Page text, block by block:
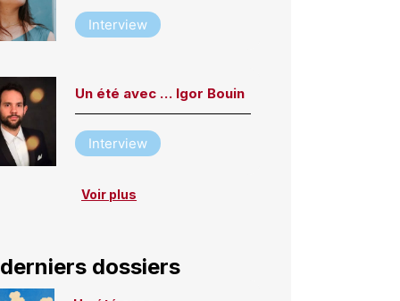
Interview
Un été avec … Igor Bouin
Interview
Voir plus
dossiers